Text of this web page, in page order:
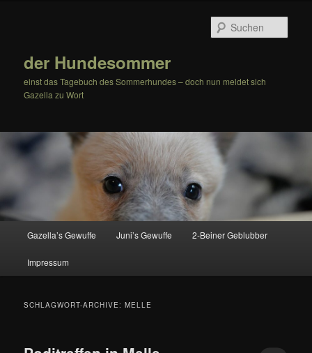
der Hundesommer
einst das Tagebuch des Sommerhundes – doch nun meldet sich
Gazella zu Wort
Gazella’s Gewuffe Juni’s Gewuffe 2-Beiner Geblubber
Impressum
SCHLAGWORT-ARCHIVE:MELLE